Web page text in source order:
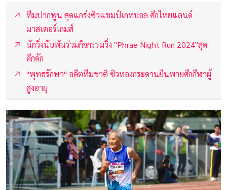
ทีมปากพูน สุดแกร่งซิวแชมป์เกทบอล ศึกไทยแลนด์
มาสเตอร์เกมส์
นักวิ่งนับพันร่วมกิจกรรมวิ่ง "Phrae Night Run 2024"สุด
คึกคัก
"พุทธรักษา" อดีตทีมชาติ ซิวทองกระดานยืนพายศึกกีฬาผู้
สูงอายุ